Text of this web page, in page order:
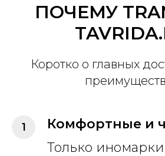
ПОЧЕМУ
Коротко о главных
Комфортные и
Только иномарки